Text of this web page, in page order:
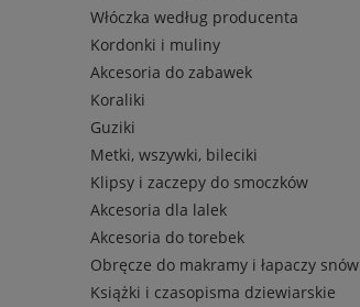
Włóczka według producenta
Kordonki i muliny
Akcesoria do zabawek
Koraliki
Guziki
Metki, wszywki, bileciki
Klipsy i zaczepy do smoczków
Akcesoria dla lalek
Akcesoria do torebek
Obręcze do makramy i łapaczy snów
Książki i czasopisma dziewiarskie